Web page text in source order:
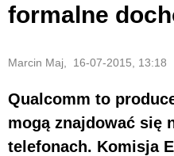
formalne
Marcin Maj, 16-07-2015, 13:18
Qualcomm to
mogą znajdować się
telefonach. Komisja